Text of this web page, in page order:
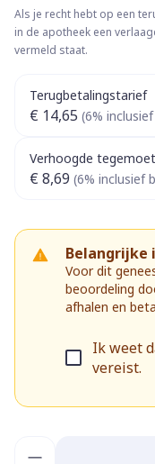
Als je recht hebt op een
in de apotheek een
vermeld staat.
Terugbetalingstarief
€ 14,65 (6%
Verhoogde
€ 8,69 (6% inclusief
Voor dit
beoordeling
afhalen en
Ik weet
vereist.